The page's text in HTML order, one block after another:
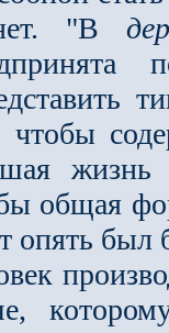
"В
чтобы
жизнь
общая
опять был